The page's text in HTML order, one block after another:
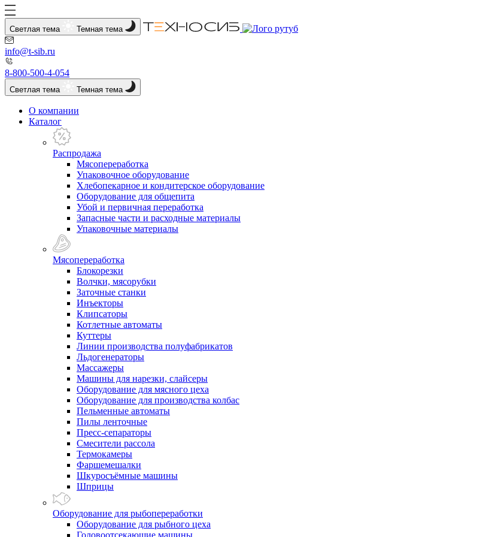
Светлая тема Темная тема
info@t-sib.ru
8-800-500-4-054
Светлая тема Темная тема
О компании
Каталог
Распродажа
Мясопереработка
Упаковочное оборудование
Хлебопекарное и кондитерское оборудование
Оборудование для общепита
Убой и первичная переработка
Запасные части и расходные материалы
Упаковочные материалы
Мясопереработка
Блокорезки
Волчки, мясорубки
Заточные станки
Инъекторы
Клипсаторы
Котлетные автоматы
Куттеры
Линии производства полуфабрикатов
Льдогенераторы
Массажеры
Машины для нарезки, слайсеры
Оборудование для мясного цеха
Оборудование для производства колбас
Пельменные автоматы
Пилы ленточные
Пресс-сепараторы
Смесители рассола
Термокамеры
Фаршемешалки
Шкуросъёмные машины
Шприцы
Оборудование для рыбопереработки
Оборудование для рыбного цеха
Головоотсекающие машины